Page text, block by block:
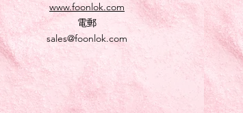
www.foonlok.com
電郵
sales@foonlok.com